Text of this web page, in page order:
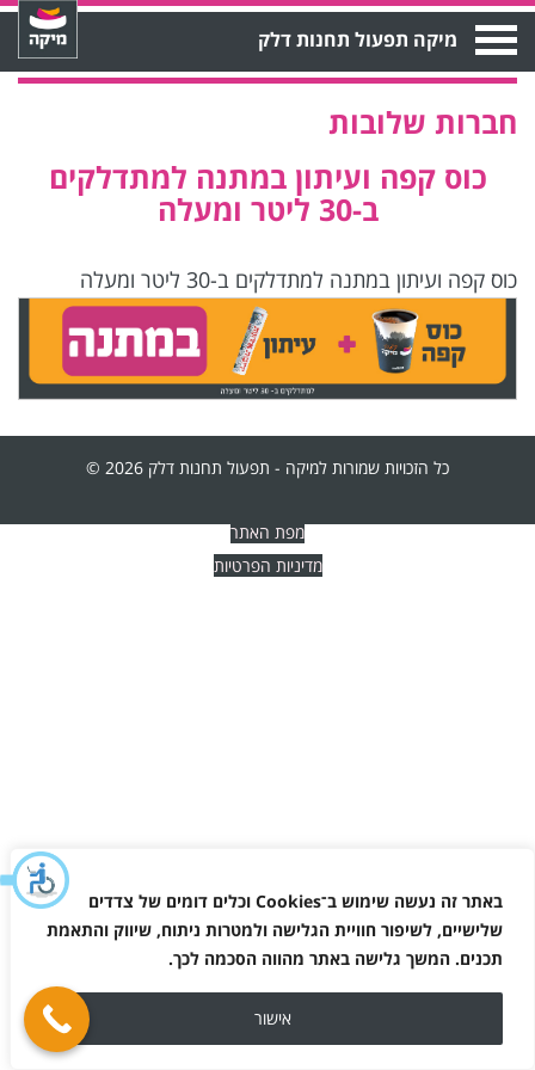
באתר זה נעשה שימוש ב־Cookies וכלים דומים של צדדים
שלישיים, לשיפור חוויית הגלישה ולמטרות ניתוח, שיווק והתאמת
תכנים. המשך גלישה באתר מהווה הסכמה לכך.
אישור
Open
Menu מיקה תפעול תחנות דלק
חברות שלובות
כוס קפה ועיתון במתנה למתדלקים
ב-30 ליטר ומעלה
כוס קפה ועיתון במתנה למתדלקים ב-30 ליטר ומעלה
כל הזכויות שמורות למיקה - תפעול תחנות דלק 2026 ©
מפת האתר
מדיניות הפרטיות